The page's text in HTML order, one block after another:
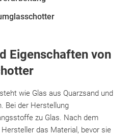
Eigenschaften von
wie Glas aus Quarzsand und
Bei der Herstellung
zu Glas. Nach dem
das Material, bevor sie